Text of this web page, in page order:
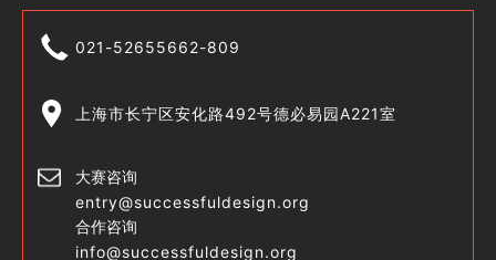
021-52655662-809
上海市长宁区安化路492号德必易园A221室
大赛咨询
entry@successfuldesign.org
合作咨询
info@successfuldesign.org